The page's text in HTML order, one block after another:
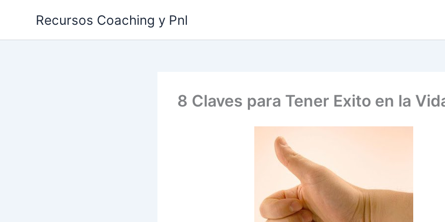
Recursos Coaching y Pnl
8 Claves para Tener Exito en la